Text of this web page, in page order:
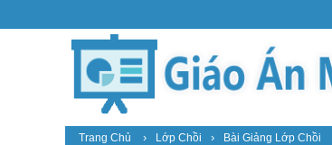
Trang Chủ › Lớp Chồi › Bài Giảng Lớp Chồi